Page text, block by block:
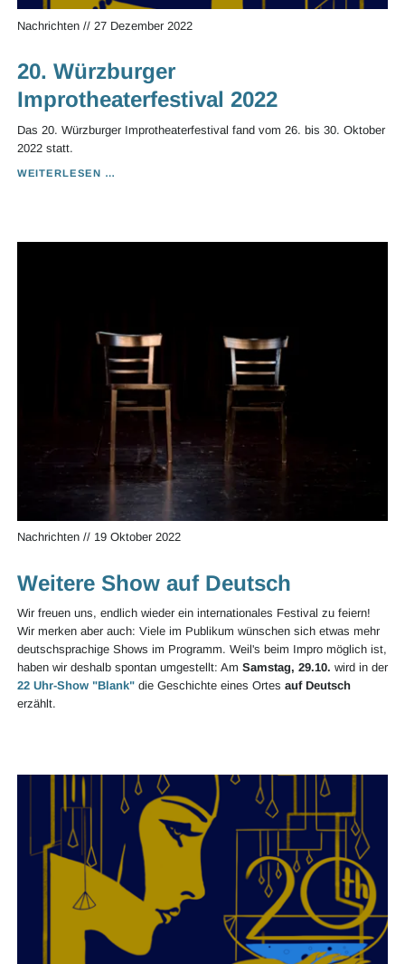
Nachrichten// 27 Dezember 2022
20. Würzburger
Improtheaterfestival 2022
Das 20. Würzburger Improtheaterfestival fand vom 26. bis 30. Oktober
2022 statt.
WEITERLESEN …
Nachrichten// 19 Oktober 2022
Weitere Show auf Deutsch
Wir freuen uns, endlich wieder ein internationales Festival zu feiern!
Wir merken aber auch: Viele im Publikum wünschen sich etwas mehr
deutschsprachige Shows im Programm. Weil's beim Impro möglich ist,
haben wir deshalb spontan umgestellt: Am Samstag, 29.10. wird in der
22 Uhr-Show "Blank"die Geschichte eines Ortes auf Deutsch
erzählt.